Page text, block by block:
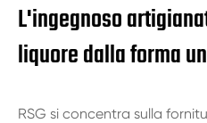
L'ingegnoso
liquore dalla forma
RSG si concentra sulla